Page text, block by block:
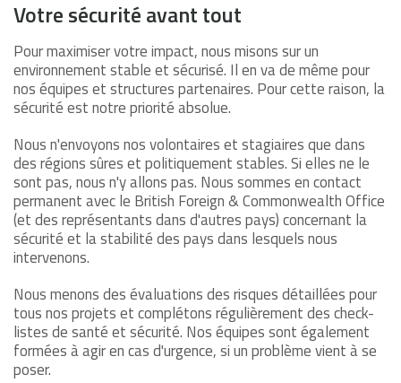
Votre sécurité avant tout
Pour maximiser votre impact, nous misons sur un
environnement stable et sécurisé. Il en va de même pour
nos équipes et structures partenaires. Pour cette raison, la
sécurité est notre priorité absolue.
Nous n'envoyons nos volontaires et stagiaires que dans
des régions sûres et politiquement stables. Si elles ne le
sont pas, nous n'y allons pas. Nous sommes en contact
permanent avec le British Foreign & Commonwealth Office
(et des représentants dans d'autres pays) concernant la
sécurité et la stabilité des pays dans lesquels nous
intervenons.
Nous menons des évaluations des risques détaillées pour
tous nos projets et complétons régulièrement des check-
listes de santé et sécurité. Nos équipes sont également
formées à agir en cas d'urgence, si un problème vient à se
poser.